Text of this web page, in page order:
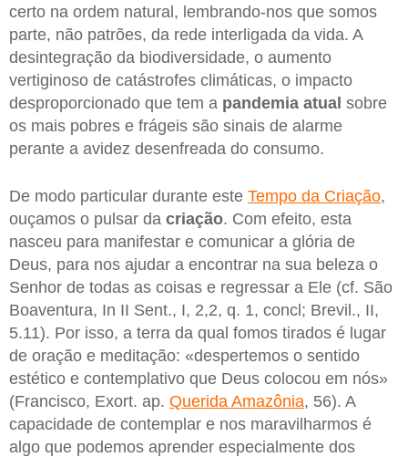
certo na ordem natural, lembrando-nos que somos
parte, não patrões, da rede interligada da vida. A
desintegração da biodiversidade, o aumento
vertiginoso de catástrofes climáticas, o impacto
desproporcionado que tem a pandemia atual sobre
os mais pobres e frágeis são sinais de alarme
perante a avidez desenfreada do consumo.
De modo particular durante este Tempo da Criação,
ouçamos o pulsar da criação. Com efeito, esta
nasceu para manifestar e comunicar a glória de
Deus, para nos ajudar a encontrar na sua beleza o
Senhor de todas as coisas e regressar a Ele (cf. São
Boaventura, In II Sent., I, 2,2, q. 1, concl; Brevil., II,
5.11). Por isso, a terra da qual fomos tirados é lugar
de oração e meditação: «despertemos o sentido
estético e contemplativo que Deus colocou em nós»
(Francisco, Exort. ap. Querida Amazônia, 56). A
capacidade de contemplar e nos maravilharmos é
algo que podemos aprender especialmente dos